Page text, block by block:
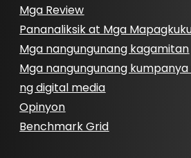
Mga Review
Pananaliksik at Mga
Mga nangungunang kagamitan
Mga nangungunang
ng digital media
Opinyon
Benchmark Grid